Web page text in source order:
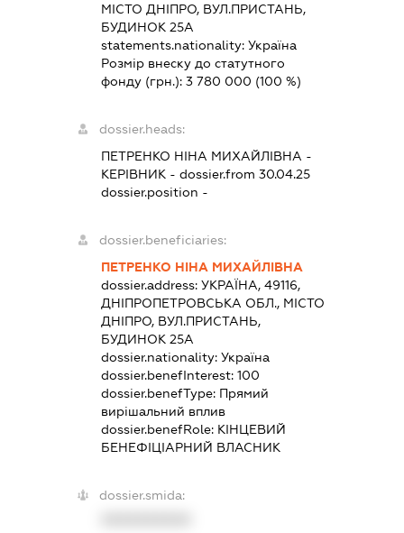
МІСТО ДНІПРО, ВУЛ.ПРИСТАНЬ,
БУДИНОК 25А
statements.nationality: Україна
Розмір внеску до статутного
фонду (грн.): 3 780 000 (100 %)
dossier.heads:
ПЕТРЕНКО НІНА МИХАЙЛІВНА -
КЕРІВНИК- dossier.from 30.04.25
dossier.position -
dossier.beneficiaries:
ПЕТРЕНКО НІНА МИХАЙЛІВНА
dossier.address: УКРАЇНА, 49116,
ДНІПРОПЕТРОВСЬКА ОБЛ., МІСТО
ДНІПРО, ВУЛ.ПРИСТАНЬ,
БУДИНОК 25А
dossier.nationality: Україна
dossier.benefInterest: 100
dossier.benefType: Прямий
вирішальний вплив
dossier.benefRole: КІНЦЕВИЙ
БЕНЕФІЦІАРНИЙ ВЛАСНИК
dossier.smida: